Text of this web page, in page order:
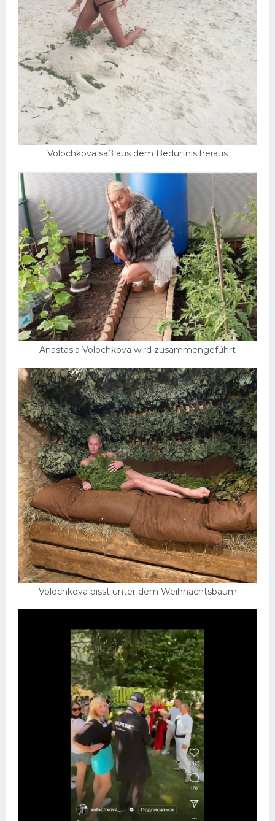
Volochkova saß aus dem Bedürfnis heraus
Anastasia Volochkova wird zusammengeführt
Volochkova pisst unter dem Weihnachtsbaum